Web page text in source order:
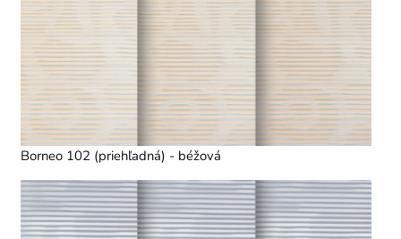
Borneo 102 (priehľadná) - béžová